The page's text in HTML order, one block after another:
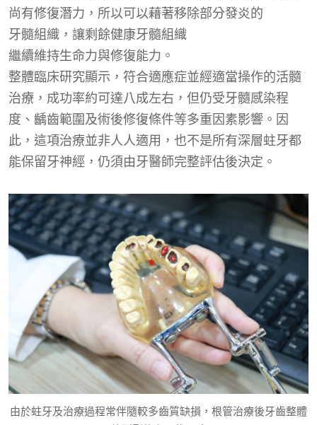
尚有修復潛力 ， 所以可以藉著移除部分發炎的
牙髓組織，讓剩餘健康牙髓組織
繼續維持生命力與修復能力。
整體臨床研究顯示，符合適應症並經適當操作的活髓
治療，成功率約可達八成左右，但仍受牙髓感染程
度、齲齒範圍及術後修復條件等多重因素影響。因
此，這項治療並非人人適用，也不是所有深層蛀牙都
能保留牙神經，仍須由牙醫師完整評估後決定。
由於蛀牙及治療過程常伴隨較多齒質缺損，根管治療後牙齒整體